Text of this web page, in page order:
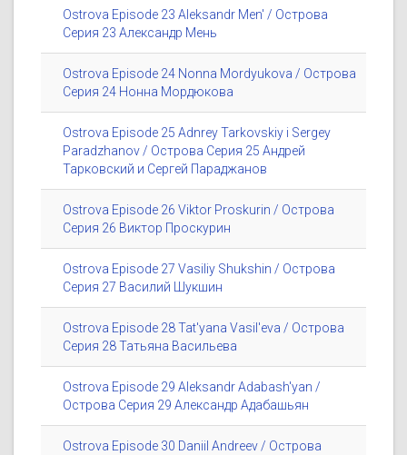
Ostrova Episode 23 Aleksandr Men' / Острова
Серия 23 Александр Мень
Ostrova Episode 24 Nonna Mordyukova / Острова
Серия 24 Нонна Мордюкова
Ostrova Episode 25 Adnrey Tarkovskiy i Sergey
Paradzhanov / Острова Серия 25 Андрей
Тарковский и Сергей Параджанов
Ostrova Episode 26 Viktor Proskurin / Острова
Серия 26 Виктор Проскурин
Ostrova Episode 27 Vasiliy Shukshin / Острова
Серия 27 Василий Шукшин
Ostrova Episode 28 Tat'yana Vasil'eva / Острова
Серия 28 Татьяна Васильева
Ostrova Episode 29 Aleksandr Adabash'yan /
Острова Серия 29 Александр Адабашьян
Ostrova Episode 30 Daniil Andreev / Острова